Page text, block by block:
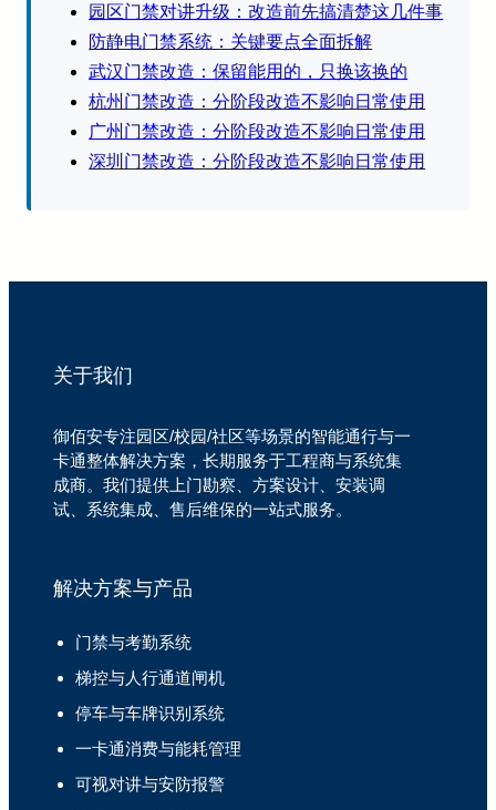
园区门禁对讲升级：改造前先搞清楚这几件事
防静电门禁系统：关键要点全面拆解
武汉门禁改造：保留能用的，只换该换的
杭州门禁改造：分阶段改造不影响日常使用
广州门禁改造：分阶段改造不影响日常使用
深圳门禁改造：分阶段改造不影响日常使用
关于我们
御佰安专注园区/校园/社区等场景的智能通行与一
卡通整体解决方案，长期服务于工程商与系统集
成商。我们提供上门勘察、方案设计、安装调
试、系统集成、售后维保的一站式服务。
解决方案与产品
门禁与考勤系统
梯控与人行通道闸机
停车与车牌识别系统
一卡通消费与能耗管理
可视对讲与安防报警